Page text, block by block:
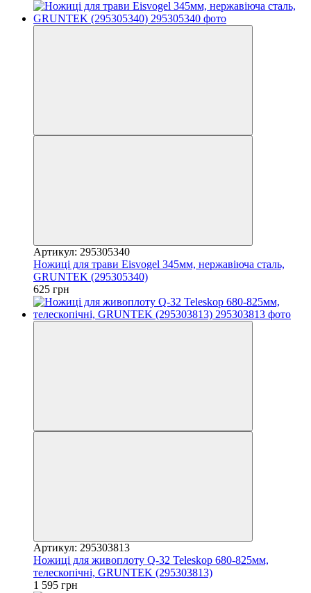
Артикул: 295305340
Ножиці для трави Eisvogel 345мм, нержавіюча сталь,
GRUNTEK (295305340)
625 грн
Артикул: 295303813
Ножиці для живоплоту Q-32 Teleskop 680-825мм,
телескопічні, GRUNTEK (295303813)
1 595 грн